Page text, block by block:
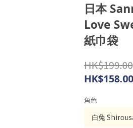
日本
Love
紙巾袋
HK$199.00
HK$158.00
角色